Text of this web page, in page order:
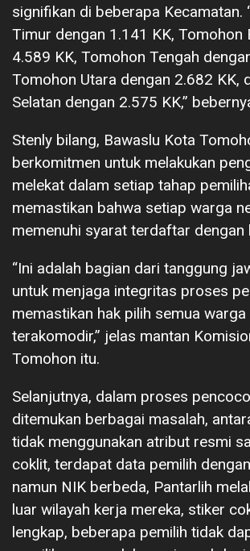
signifikan di beberapa Kecamatan.
Timur dengan 1.141 KK, Tomohon
4.589 KK, Tomohon Tengah
Tomohon Utara dengan 2.682 KK,
Selatan dengan 2.575 KK,”
Stenly bilang, Bawaslu Kota
berkomitmen untuk melakukan
melekat dalam setiap tahap
memastikan bahwa setiap warga
memenuhi syarat terdaftar dengan
“Ini adalah bagian dari tanggung
untuk menjaga integritas proses
memastikan hak pilih semua warga
terakomodir,” jelas mantan
Tomohon itu.
Selanjutnya, dalam proses
ditemukan berbagai masalah,
tidak menggunakan atribut resmi
coklit, terdapat data pemilih
namun NIK berbeda, Pantarlih
luar wilayah kerja mereka, stiker
lengkap, beberapa pemilih tidak